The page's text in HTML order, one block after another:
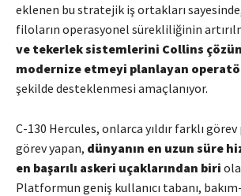
eklenen bu stratejik iş ortakları
filoların operasyonel sürekliliğinin
ve tekerlek sistemlerini Collins
modernize etmeyi planlayan
şekilde desteklenmesi amaçlanıyor.
C-130 Hercules, onlarca yıldır farklı
görev yapan, dünyanın en uzun süre
en başarılı askeri uçaklarından biri
Platformun geniş kullanıcı tabanı,